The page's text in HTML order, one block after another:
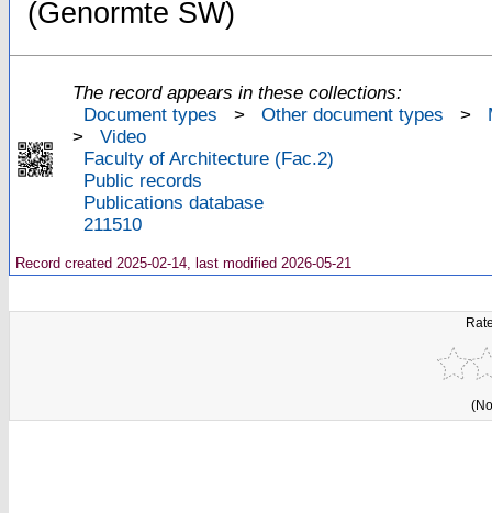
(Genormte SW)
The record appears in these collections:
Document types
> Other document types >
>
Video
Faculty of Architecture (Fac.2)
Public records
Publications database
211510
Record created 2025-02-14, last modified 2026-05-21